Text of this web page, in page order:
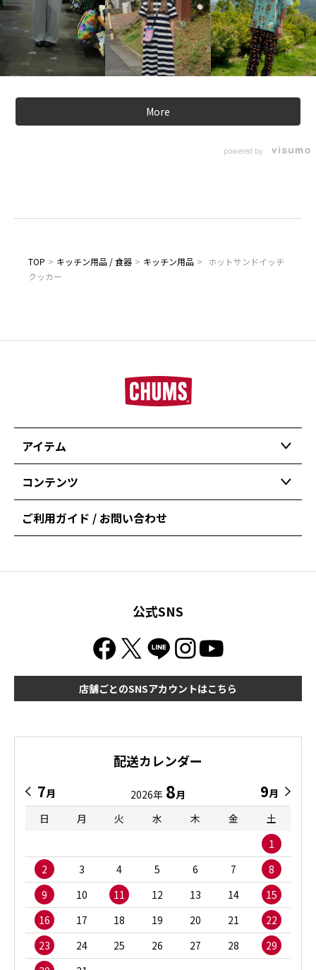
More
powered by
TOP > キッチン用品 / 食器 > キッチン用品 > ホットサンドイッチ
クッカー
アイテム
コンテンツ
ご利用ガイド / お問い合わせ
公式SNS
店舗ごとのSNSアカウントはこちら
配送カレンダー
7月 2026年 8月 9月
日
月 火 水 木 金
土
1
2
3 4 5 6 7
8
9
10 11 12 13 14
15
16
17 18 19 20 21
22
23
24 25 26 27 28
29